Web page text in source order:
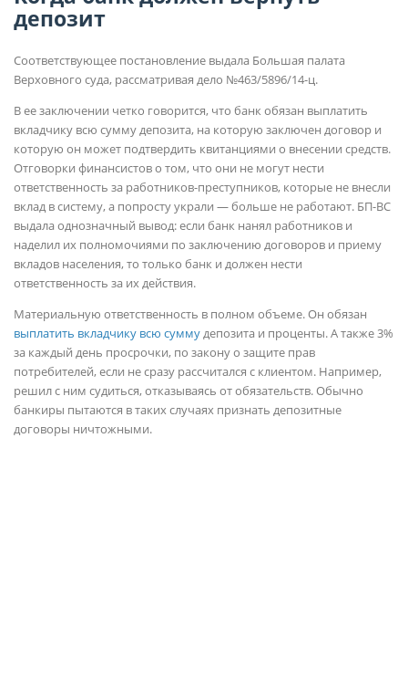
депозит
Соответствующее постановление выдала Большая палата
Верховного суда, рассматривая дело №463/5896/14-ц.
В ее заключении четко говорится, что банк обязан выплатить
вкладчику всю сумму депозита, на которую заключен договор и
которую он может подтвердить квитанциями о внесении средств.
Отговорки финансистов о том, что они не могут нести
ответственность за работников-преступников, которые не внесли
вклад в систему, а попросту украли — больше не работают. БП-ВС
выдала однозначный вывод: если банк нанял работников и
наделил их полномочиями по заключению договоров и приему
вкладов населения, то только банк и должен нести
ответственность за их действия.
Материальную ответственность в полном объеме. Он обязан
выплатить вкладчику всю суммудепозита и проценты. А также 3%
за каждый день просрочки, по закону о защите прав
потребителей, если не сразу рассчитался с клиентом. Например,
решил с ним судиться, отказываясь от обязательств. Обычно
банкиры пытаются в таких случаях признать депозитные
договоры ничтожными.